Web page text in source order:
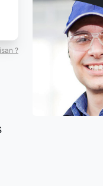
?